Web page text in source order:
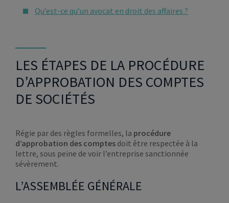
Qu’est-ce qu’un avocat en droit des affaires ?
LES ÉTAPES DE LA PROCÉDURE
D’APPROBATION DES COMPTES
DE SOCIÉTÉS
Régie par des règles formelles, la procédure
d’approbation des comptes doit être respectée à la
lettre, sous peine de voir l’entreprise sanctionnée
sévèrement.
L’ASSEMBLÉE GÉNÉRALE